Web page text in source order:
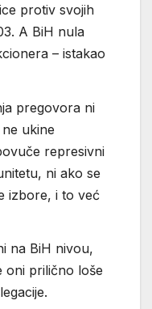
protiv svojih
A BiH nula
– istakao
pregovora ni
ukine
represivni
ni ako se
izbore, i to već
na BiH nivou,
oni prilično loše